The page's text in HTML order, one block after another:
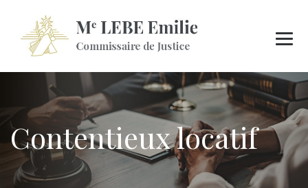
Contentieux locatif